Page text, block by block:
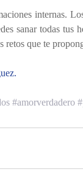
internas.
sanar todas tus
retos que te
#amorverdadero